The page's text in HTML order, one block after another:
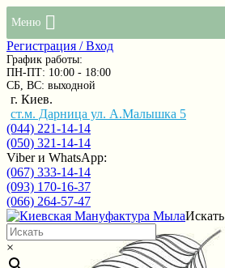
Меню
Регистрация / Вход
График работы:
ПН-ПТ: 10:00 - 18:00
СБ, ВС: выходной
г. Киев.
ст.м. Дарница ул. А.Малышка 5
(044) 221-14-14
(050) 321-14-14
Viber и WhatsApp:
(067) 333-14-14
(093) 170-16-37
(066) 264-57-47
Искать
×